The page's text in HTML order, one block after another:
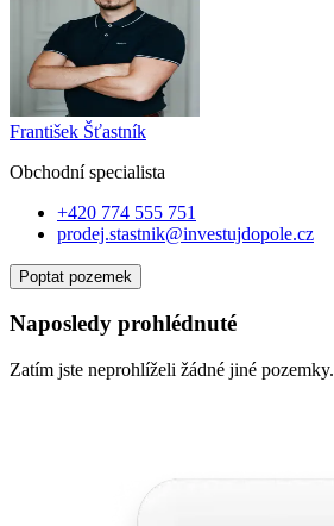
František Šťastník
Obchodní specialista
+420 774 555 751
prodej.stastnik@investujdopole.cz
Poptat pozemek
Naposledy prohlédnuté
Zatím jste neprohlíželi žádné jiné pozemky.